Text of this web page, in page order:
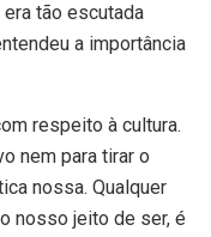
tão escutada
a importância
respeito à cultura.
nem para tirar o
nossa. Qualquer
nosso jeito de ser, é